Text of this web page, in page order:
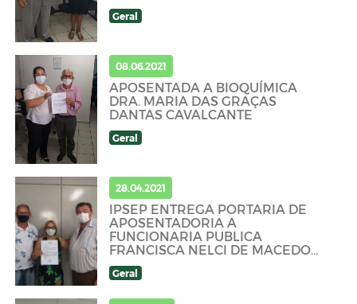
Geral
08.06.2021
APOSENTADA A BIOQUÍMICA
DRA. MARIA DAS GRAÇAS
DANTAS CAVALCANTE
Geral
28.04.2021
IPSEP ENTREGA PORTARIA DE
APOSENTADORIA A
FUNCIONARIA PUBLICA
FRANCISCA NELCI DE MACEDO
AZEVEDO
Geral